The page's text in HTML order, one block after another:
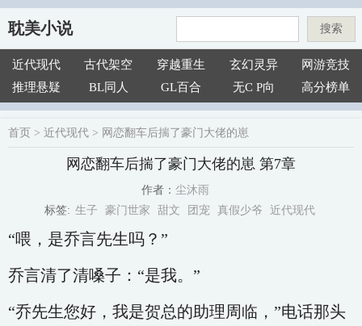
耽美小说 搜索
近代现代 古代架空 穿越重生 玄幻灵异
网游竞技
推理悬疑
BL同人 GL百合 无C P向 高分榜单
首页 > 近代现代 > 网恋翻车后揣了豪门大佬的崽
网恋翻车后揣了豪门大佬的崽 第7章
作者： 尘沐雨
标签: 生子 豪门世家 甜文 团宠 真假少爷 近代现代
“喂，是乔言先生吗？”
乔言清了清嗓子：“是我。”
“乔先生您好，我是贺总的助理周临，”电话那头